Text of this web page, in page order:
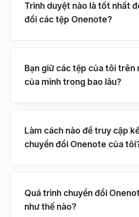
Trình duyệt nào là tốt nhất
đổi các tệp Onenote?
Bạn giữ các tệp của tôi trên
của mình trong bao lâu?
Làm cách nào để truy cập
chuyển đổi Onenote của
Quá trình chuyển đổi
như thế nào?